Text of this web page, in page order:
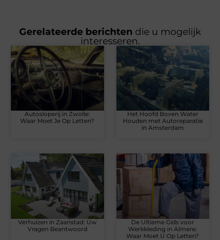
Gerelateerde berichten die u mogelijk
interesseren.
Autosloperij in Zwolle:
Waar Moet Je Op Letten?
Het Hoofd Boven Water
Houden met Autoreparatie
in Amsterdam
Verhuizen in Zaanstad: Uw
Vragen Beantwoord
De Ultieme Gids voor
Werkkleding in Almere:
Waar Moet U Op Letten?